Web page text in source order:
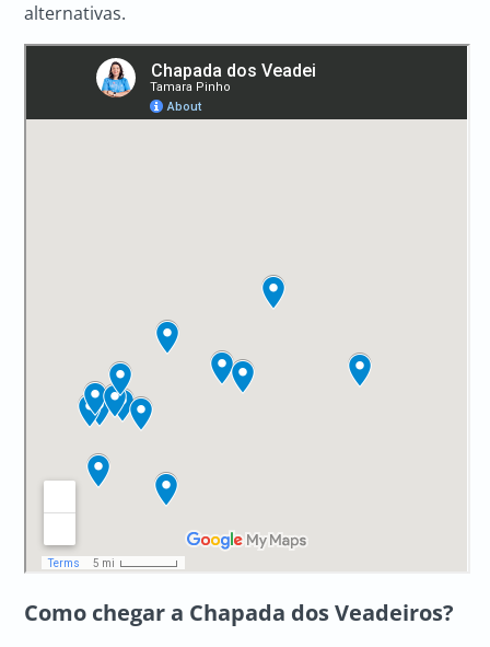
alternativas.
Como chegar a Chapada dos Veadeiros?